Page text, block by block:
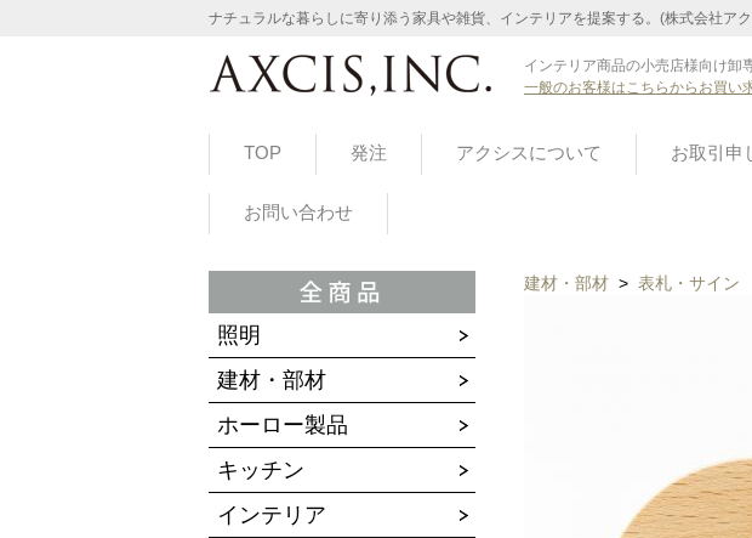
ナチュラルな暮らしに寄り添う家具や雑貨、インテリアを提案する。(株式会社ア
インテリア商品の小売店様向け卸
一般のお客様はこちらからお買い
TOP 発注 アクシスについて お取引申
お問い合わせ
照明
建材・部材
ホーロー製品
キッチン
インテリア
建材・部材 > 表札・サイン